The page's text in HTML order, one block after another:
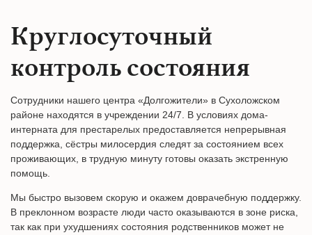
Круглосуточный
контроль состояния
Сотрудники нашего центра «Долгожители» в Сухоложском
районе находятся в учреждении 24/7. В условиях дома-
интерната для престарелых предоставляется непрерывная
поддержка, сёстры милосердия следят за состоянием всех
проживающих, в трудную минуту готовы оказать экстренную
помощь.
Мы быстро вызовем скорую и окажем доврачебную поддержку.
В преклонном возрасте люди часто оказываются в зоне риска,
так как при ухудшениях состояния родственников может не